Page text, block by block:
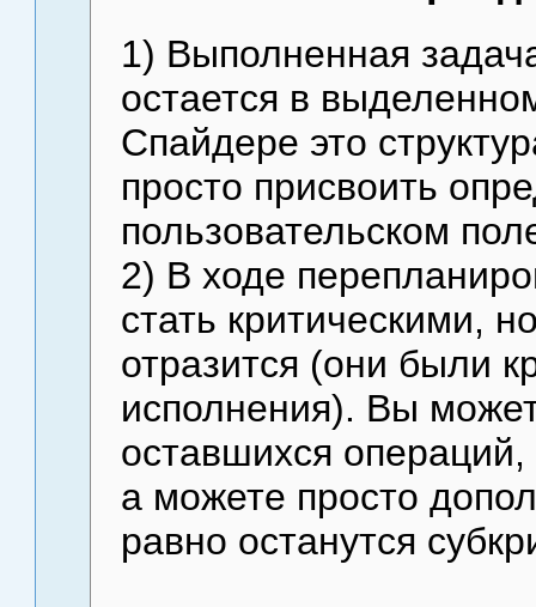
1) Выполненная
остается в
Спайдере это
просто присвоить
пользовательском
2) В ходе
стать критическими,
отразится (они были
исполнения). Вы
оставшихся
а можете просто
равно останутся